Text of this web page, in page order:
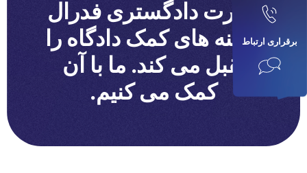
برقراری ارتباط
وزارت دادگستری فدرال
هزینه های کمک دادگاه را
تقبل می کند. ما با آن
کمک می کنیم.